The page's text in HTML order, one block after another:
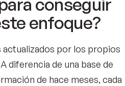
enfoque?
por los propios
diferencia de una base de
de hace meses, cada